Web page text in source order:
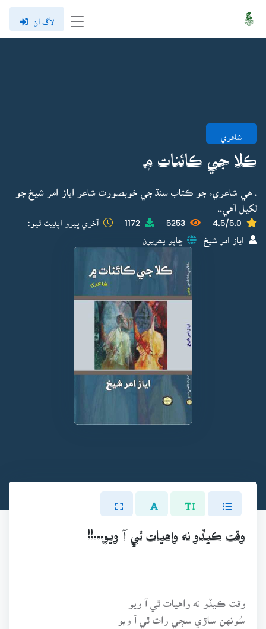
لاگ ان
شاعري
ڪلا جي ڪائنات ۾
. هي شاعريء جو ڪتاب سنڌ جي خوبصورت شاعر اياز امر شيخ جو
لکيل آهي..
4.5/5.0
5253
1172 آخري ڀيرو اپڊيٽ ٿيو:
اياز امر شيخ ڇاپو پھريون
وقت ڪيڏو نه واهيات ٿي آ ويو...!!
وقت ڪيڏو نه واهيات ٿي آ ويو
سُونهن ساڙي سڄي رات ٿي آ ويو